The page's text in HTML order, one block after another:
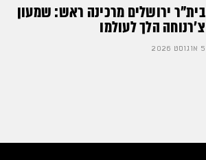
בית"ר ירושלים מרכינה ראש: שמעון
צ'רנוחה הלך לעולמו
5 אוגוסט 2026